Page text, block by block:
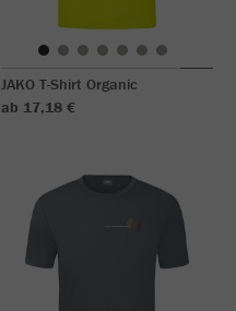
JAKO T-Shirt Organic
ab 17,18 €